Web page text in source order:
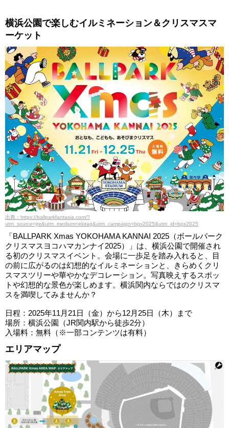
横浜公園で楽しむイルミネーション＆クリスマスマ
ーケット
出典：https://ballparkfantasia.com/?
utm_source=jre&utm_medium=ekitag&utm_campaign=bpx2025&utm_id=bpx2025
「BALLPARK Xmas YOKOHAMA KANNAI 2025（ボールパーク
クリスマスヨコハマカンナイ2025）」は、横浜公園で開催され
る初のクリスマスイベント。会場に一歩足を踏み入れると、目
の前に広がるのは幻想的なイルミネーションと、きらめくクリ
スマスツリーや華やかなデコレーション。写真映えするスポッ
トや幻想的な景色が楽しめます。横浜関内ならではのクリスマ
スを満喫してみませんか？
日程：2025年11月21日（金）から12月25日（木）まで
場所：横浜公園（JR関内駅から徒歩2分）
入場料：無料（※一部コンテンツは有料）
エリアマップ